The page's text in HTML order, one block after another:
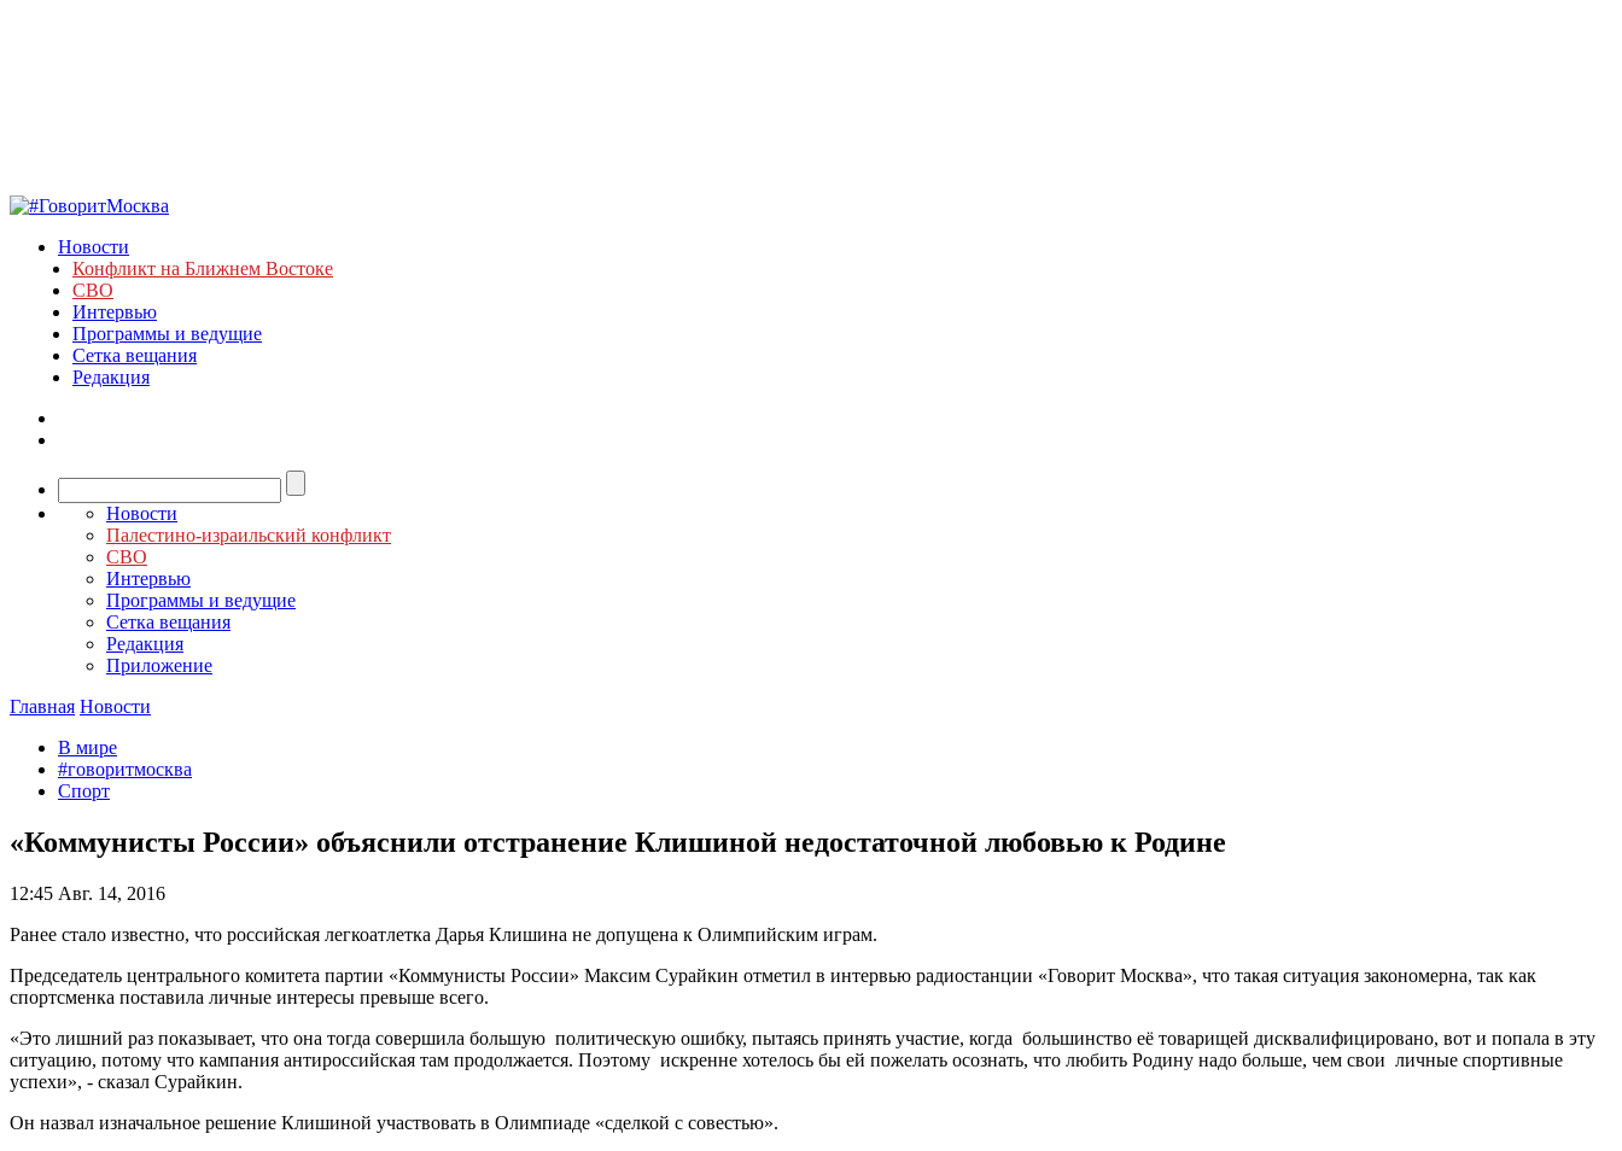
Новости
Конфликт на Ближнем Востоке
СВО
Интервью
Программы и ведущие
Сетка вещания
Редакция
Новости
Палестино-израильский конфликт
СВО
Интервью
Программы и ведущие
Сетка вещания
Редакция
Приложение
Главная Новости
В мире
#говоритмосква
Спорт
«Коммунисты России» объяснили отстранение Клишиной недостаточной любовью к Родине
12:45 Авг. 14, 2016
Ранее стало известно, что российская легкоатлетка Дарья Клишина не допущена к Олимпийским играм.
Председатель центрального комитета партии «Коммунисты России» Максим Сурайкин отметил в интервью радиостанции «Говорит Москва», что такая ситуация закономерна, так как
спортсменка поставила личные интересы превыше всего.
«Это лишний раз показывает, что она тогда совершила большую политическую ошибку, пытаясь принять участие, когда большинство её товарищей дисквалифицировано, вот и попала в эту
ситуацию, потому что кампания антироссийская там продолжается. Поэтому искренне хотелось бы ей пожелать осознать, что любить Родину надо больше, чем свои личные спортивные
успехи», - сказал Сурайкин.
Он назвал изначальное решение Клишиной участвовать в Олимпиаде «сделкой с совестью».